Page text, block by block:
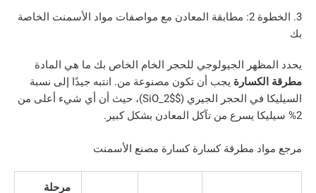
3. الخطوة 2: مطابقة المعادن مع مواصفات مواد الأسمنت الخاصة
الجيولوجي للحجر الخام الخاص بك ما هي المادة
يجب أن تكون مصنوعة من. انتبه جيدًا إلى نسبة
في الحجر الجيري ($SiO_2$ )، حيث أن أي شيء أعلى من
مطرقة كسارة كسارة مصنع الأسمنت